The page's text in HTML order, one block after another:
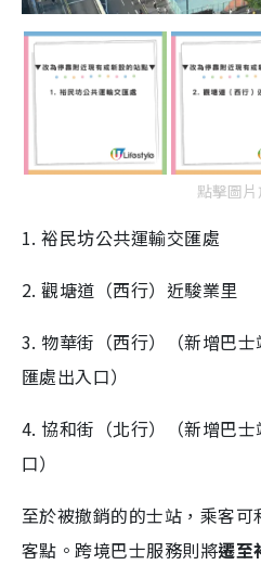
點擊圖
1. 裕民坊公共運輸交匯處
2. 觀塘道（西行）近駿業里
3. 物華街（西行）（新增巴
匯處出入口）
4. 協和街（北行）（新增巴
口）
至於被撤銷的的士站，乘客
客點。跨境巴士服務則將遷至